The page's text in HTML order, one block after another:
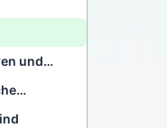
und